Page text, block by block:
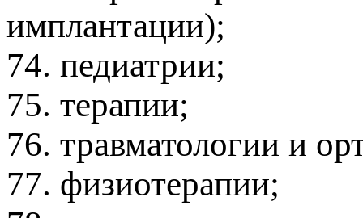
имплантации);
74. педиатрии;
75. терапии;
76. травматологии и
77. физиотерапии;